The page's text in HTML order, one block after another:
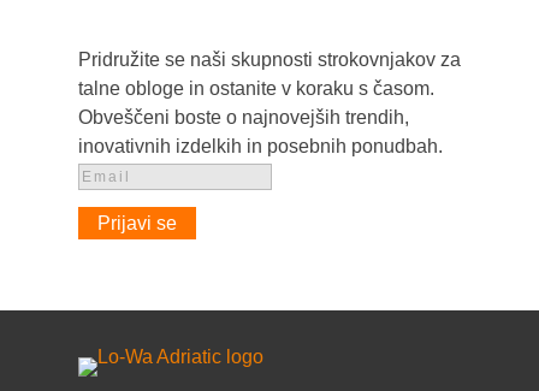
Pridružite se naši skupnosti strokovnjakov za
talne obloge in ostanite v koraku s časom.
Obveščeni boste o najnovejših trendih,
inovativnih izdelkih in posebnih ponudbah.
Prijavi se